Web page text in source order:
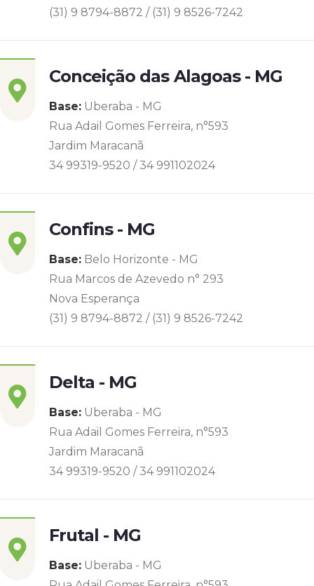
(31) 9 8794-8872 / (31) 9 8526-7242
Conceição das Alagoas - MG
Base: Uberaba - MG
Rua Adail Gomes Ferreira, n°593
Jardim Maracanã
34 99319-9520 / 34 991102024
Confins - MG
Base: Belo Horizonte - MG
Rua Marcos de Azevedo n° 293
Nova Esperança
(31) 9 8794-8872 / (31) 9 8526-7242
Delta - MG
Base: Uberaba - MG
Rua Adail Gomes Ferreira, n°593
Jardim Maracanã
34 99319-9520 / 34 991102024
Frutal - MG
Base: Uberaba - MG